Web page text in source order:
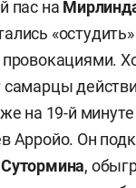
пас на
на 19-й
Арройо. Он
Сутормина,